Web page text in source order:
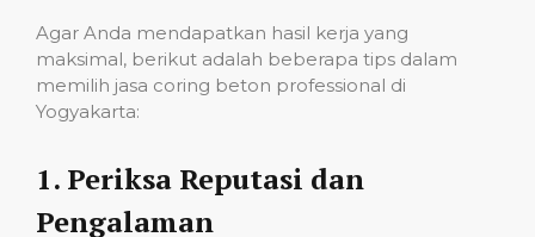
Agar Anda mendapatkan hasil kerja yang
maksimal, berikut adalah beberapa tips dalam
memilih jasa coring beton professional di
Yogyakarta:
1. Periksa Reputasi dan
Pengalaman